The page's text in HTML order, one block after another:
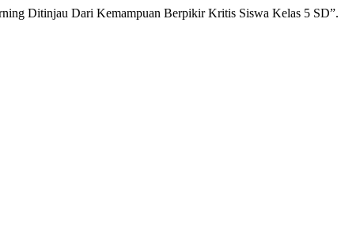
Ditinjau Dari Kemampuan Berpikir Kritis Siswa Kelas 5 SD”.